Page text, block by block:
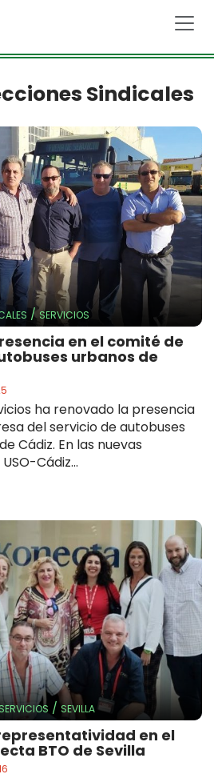
Sindicales
/SERVICIOS
en el comité de
urbanos de
ha renovado la presencia
del servicio de autobuses
Cádiz. En las nuevas
Cádiz...
/ SEVILLA
en el
BTO de Sevilla